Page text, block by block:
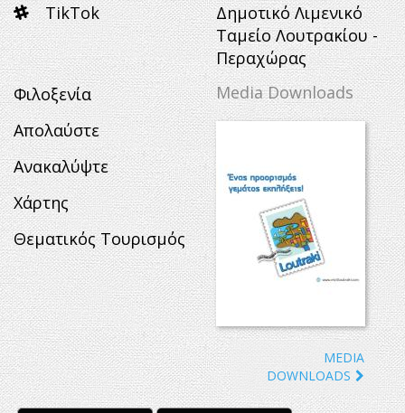
TikTok
Δημοτικό Λιμενικό
Ταμείο Λουτρακίου -
Περαχώρας
Φιλοξενία
Απολαύστε
Ανακαλύψτε
Χάρτης
Θεματικός Τουρισμός
Media Downloads
MEDIA
DOWNLOADS